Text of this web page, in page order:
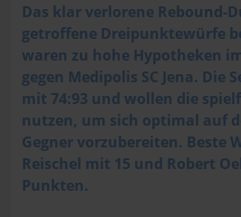
Das klar verlorene Rebound-
getroffene Dreipunktewürfe
waren zu hohe Hypotheken
gegen Medipolis SC Jena. Die
mit 74:93 und wollen die
nutzen, um sich optimal auf
Gegner vorzubereiten. Beste
Reischel mit 15 und Robert
Punkten.